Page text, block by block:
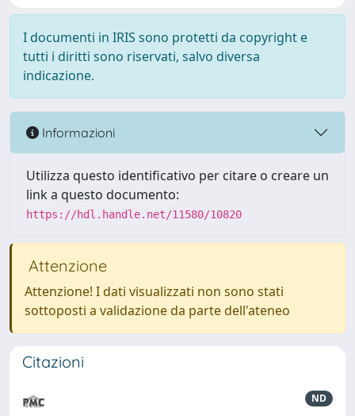
I documenti in IRIS sono protetti da copyright e
tutti i diritti sono riservati, salvo diversa
indicazione.
Informazioni
Utilizza questo identificativo per citare o creare un
link a questo documento:
https://hdl.handle.net/11580/10820
Attenzione
Attenzione! I dati visualizzati non sono stati
sottoposti a validazione da parte dell'ateneo
Citazioni
ND